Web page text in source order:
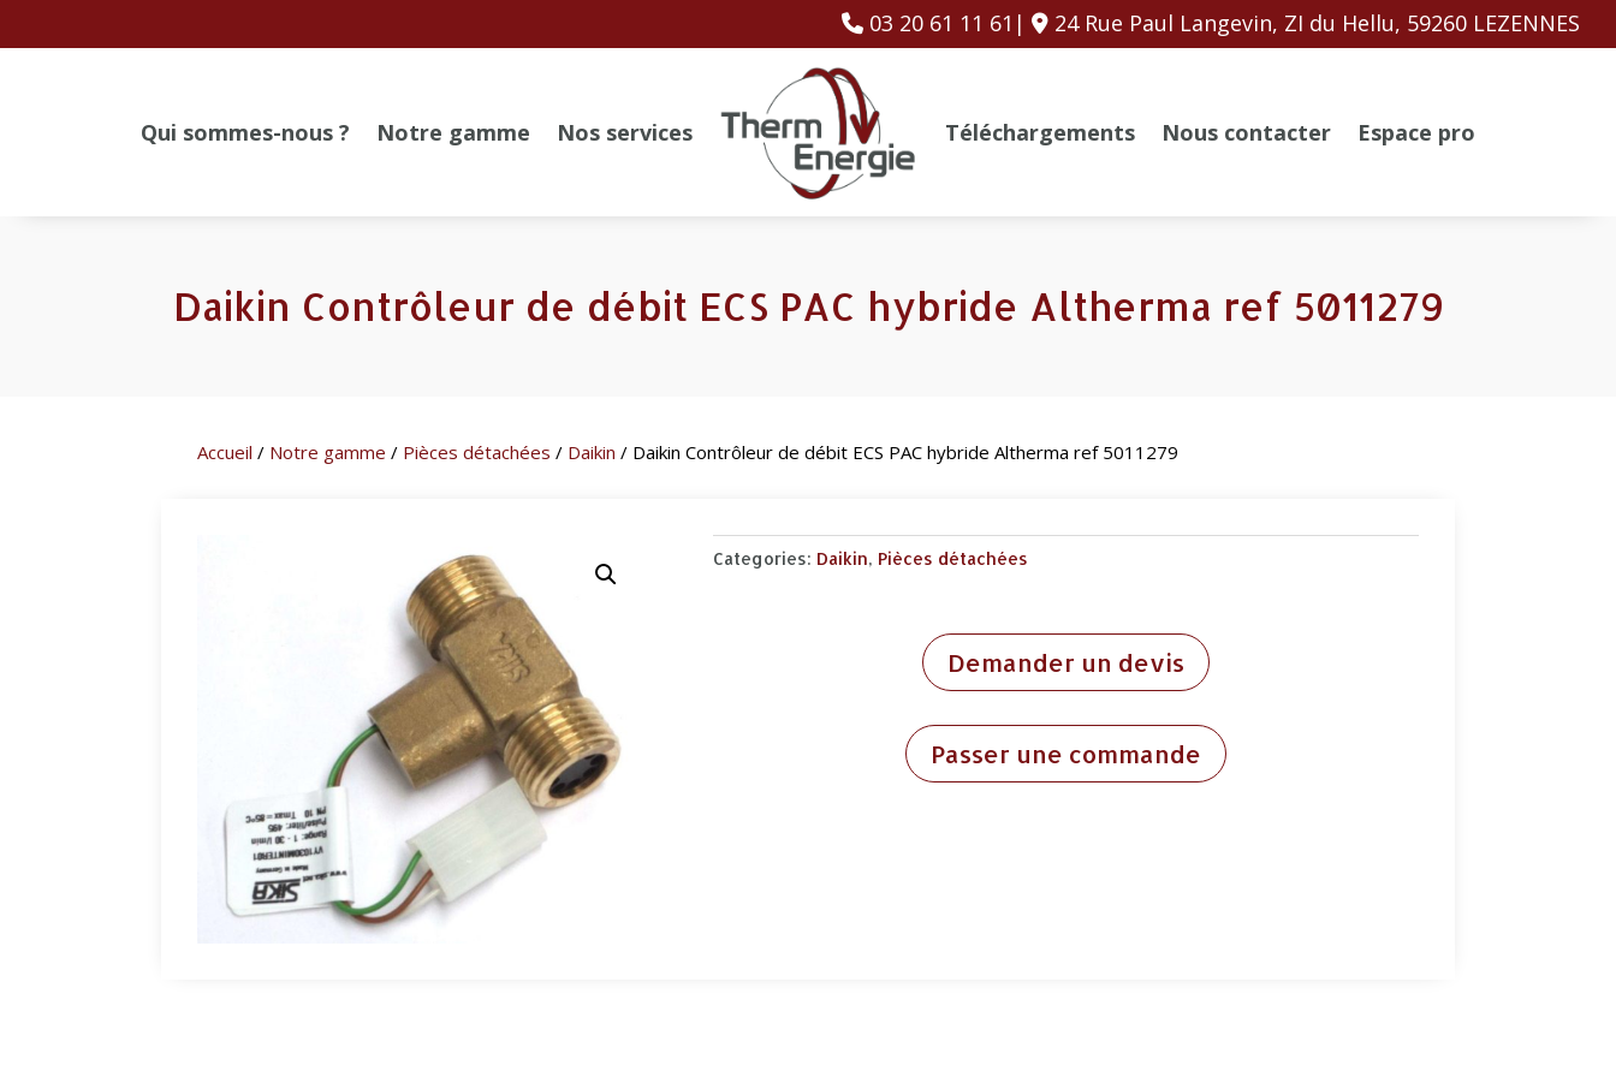
03 20 61 11 61| 24 Rue Paul Langevin, ZI du Hellu, 59260 LEZENNES
Qui sommes-nous ? Notre gamme Nos services Téléchargements Nous contacter Espace pro
Daikin Contrôleur de débit ECS PAC hybride Altherma ref 5011279
Accueil / Notre gamme / Pièces détachées / Daikin / Daikin Contrôleur de débit ECS PAC hybride Altherma ref 5011279
Categories: Daikin, Pièces détachées
Demander un devis
Passer une commande